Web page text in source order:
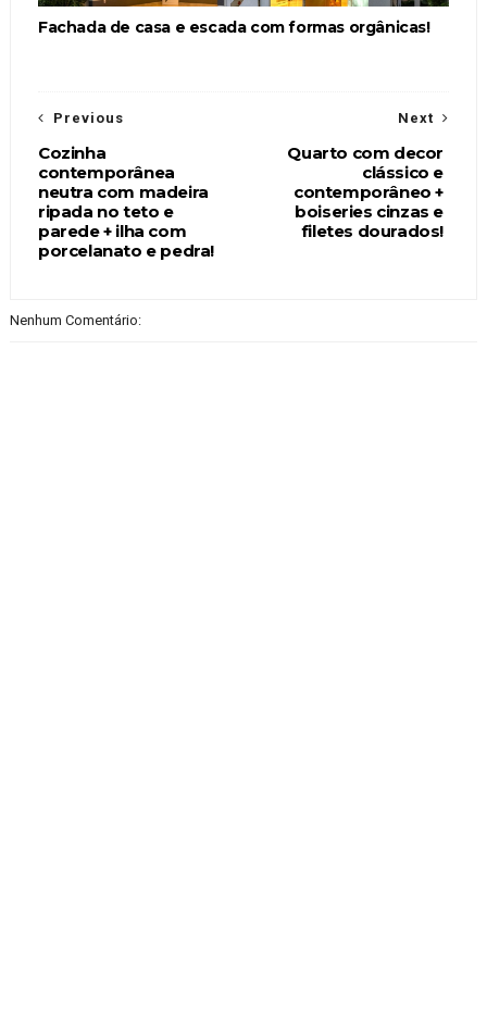
Fachada de casa e escada com formas orgânicas!
Next
Quarto com decor
clássico e
contemporâneo +
boiseries cinzas e
filetes dourados!
Previous
Cozinha
contemporânea
neutra com madeira
ripada no teto e
parede + ilha com
porcelanato e pedra!
Nenhum Comentário: